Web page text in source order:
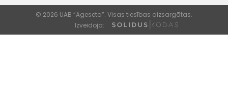
© 2026 UAB “Ageseta”. Visas tiesības aizsargātas.
Izveidoja: